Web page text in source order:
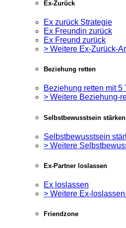
Ex-Zurück
Ex zurück Strategie
Ex Freundin zurück
Ex Freund zurück
> Weitere Ex-Zurück-
Beziehung retten
Beziehung retten mit 5
> Weitere Beziehung-
Selbstbewusstsein stärken
Selbstbewusstsein
> Weitere
Ex-Partner loslassen
Ex loslassen
> Weitere Ex-
Friendzone